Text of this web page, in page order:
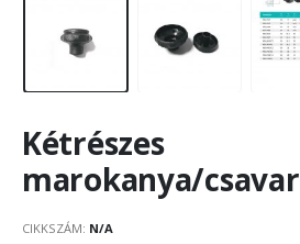
Kétrészes
marokanya/csavar
CIKKSZÁM: N/A